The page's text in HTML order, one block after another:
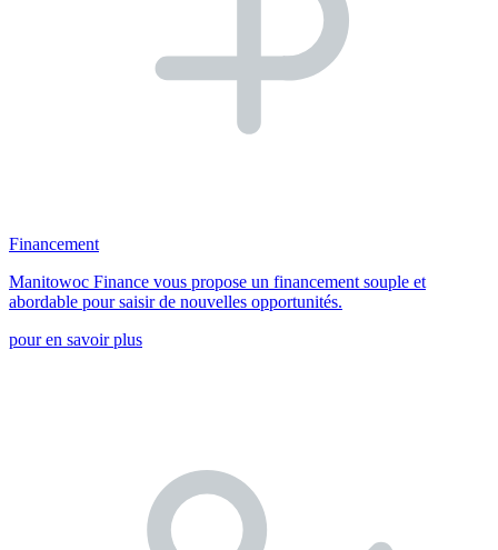
Financement
Manitowoc Finance vous propose un financement souple et
abordable pour saisir de nouvelles opportunités.
pour en savoir plus